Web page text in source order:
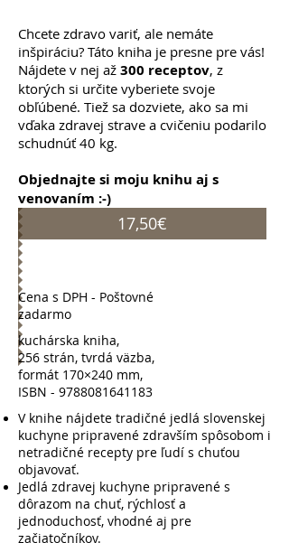
Chcete zdravo variť, ale nemáte
inšpiráciu? Táto kniha je presne pre vás!
Nájdete v nej až 300 receptov, z
ktorých si určite vyberiete svoje
obľúbené. Tiež sa dozviete, ako sa mi
vďaka zdravej strave a cvičeniu podarilo
schudnúť 40 kg.
Objednajte si moju knihu aj s
venovaním :-)
17,50€
Cena s DPH - Poštovné
zadarmo
kuchárska kniha,
256 strán, tvrdá väzba,
formát 170×240 mm,
ISBN - 9788081641183
V knihe nájdete tradičné jedlá slovenskej
kuchyne pripravené zdravším spôsobom i
netradičné recepty pre ľudí s chuťou
objavovať.
Jedlá zdravej kuchyne pripravené s
dôrazom na chuť, rýchlosť a
jednoduchosť, vhodné aj pre
začiatočníkov.